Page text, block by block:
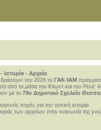
- Αρχεία
δράσεων του 2026 το ΓΑΚ-ΙΑΜ
τα μάτια του Κλωντ και του Ρενέ:
με το 79ο Δημοτικό Σχολείο
πηγές για την τοπική ιστορία
των αρχείων στην κοινωνία της